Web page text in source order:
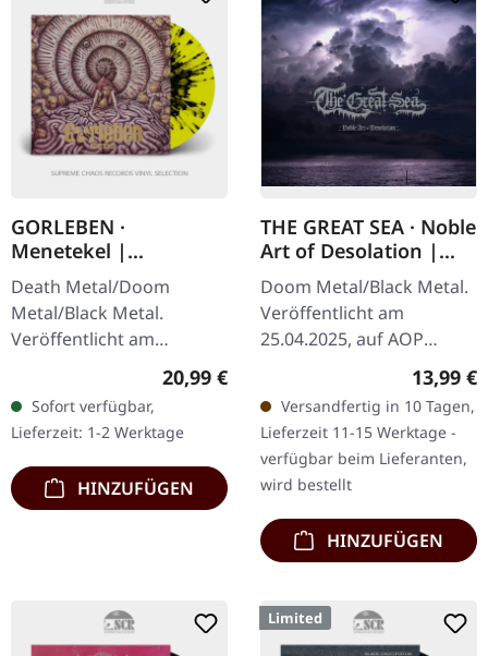
GORLEBEN ·
Menetekel |
YELLOW/BLACK
SPLATTER LP
Death Metal/Doom
Metal/Black Metal.
Veröffentlicht am
15.10.2025, auf Darkness
Shall Rise Productions.
Gelbes Vinyl mit
schwarzen Splattern und
mit…
Regulärer Preis:
20,99 €
Sofort verfügbar,
Lieferzeit: 1-2 Werktage
HINZUFÜGEN
THE GREAT SEA · Noble
Art of Desolation |
DIGIPAK CD
Doom Metal/Black Metal.
Veröffentlicht am
25.04.2025, auf AOP
Records. CD im Digipak,
16-seitiges Booklet. The
Great Sea begibt sich mit
ihrem…
13,99 €
Versandfertig in 10 Tagen,
Lieferzeit 11-15 Werktage -
verfügbar beim Lieferanten,
wird bestellt
HINZUFÜGEN
Limited